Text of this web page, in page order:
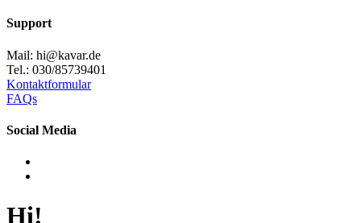
Support
Mail: hi@kavar.de
Tel.: 030/85739401
Kontaktformular
FAQs
Social Media
Hi!